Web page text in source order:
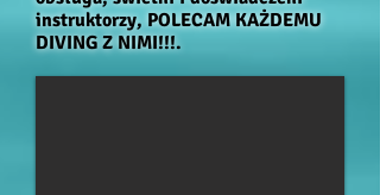
instruktorzy, POLECAM KAŻDEMU
DIVING Z NIMI!!!.